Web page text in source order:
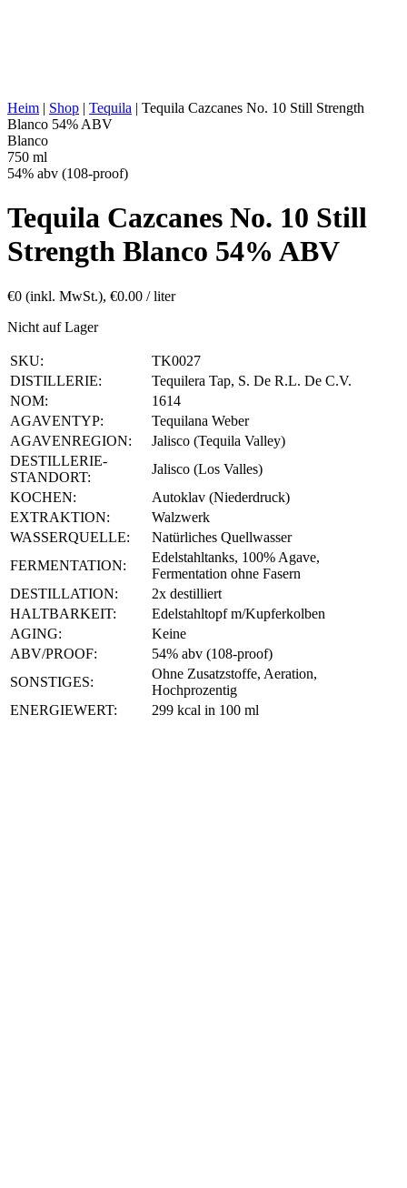
Heim | Shop | Tequila | Tequila Cazcanes No. 10 Still Strength
Blanco 54% ABV
Blanco
750 ml
54% abv (108-proof)
Tequila Cazcanes No. 10 Still
Strength Blanco 54% ABV
€0 (inkl. MwSt.), €0.00 / liter
Nicht auf Lager
SKU:
TK0027
DISTILLERIE:
Tequilera Tap, S. De R.L. De C.V.
NOM:
1614
AGAVENTYP:
Tequilana Weber
AGAVENREGION:
Jalisco (Tequila Valley)
DESTILLERIE-
STANDORT:
Jalisco (Los Valles)
KOCHEN:
Autoklav (Niederdruck)
EXTRAKTION:
Walzwerk
WASSERQUELLE:
Natürliches Quellwasser
FERMENTATION:
Edelstahltanks, 100% Agave,
Fermentation ohne Fasern
DESTILLATION:
2x destilliert
HALTBARKEIT:
Edelstahltopf m/Kupferkolben
AGING:
Keine
ABV/PROOF:
54% abv (108-proof)
SONSTIGES:
Ohne Zusatzstoffe, Aeration,
Hochprozentig
ENERGIEWERT:
299 kcal in 100 ml